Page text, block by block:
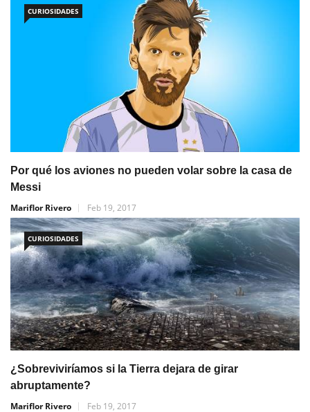
CURIOSIDADES
Por qué los aviones no pueden volar sobre la casa de
Messi
Mariflor Rivero
Feb 19, 2017
CURIOSIDADES
¿Sobreviviríamos si la Tierra dejara de girar
abruptamente?
Mariflor Rivero
Feb 19, 2017